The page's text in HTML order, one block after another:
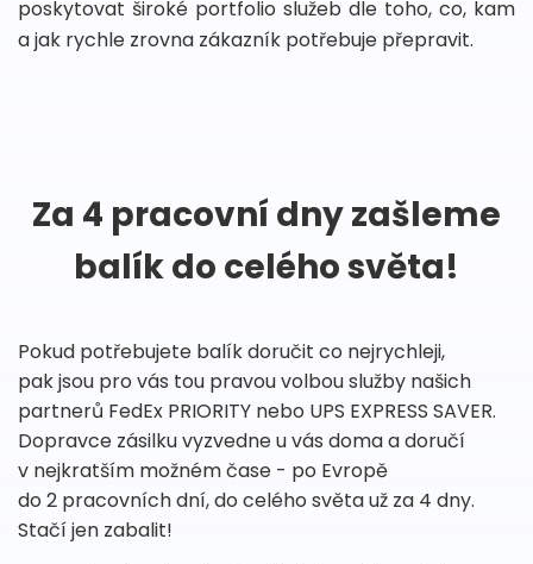
poskytovat široké portfolio služeb dle toho, co, kam
a jak rychle zrovna zákazník potřebuje přepravit.
Za 4 pracovní dny zašleme
balík do celého světa!
Pokud potřebujete balík doručit co nejrychleji,
pak jsou pro vás tou pravou volbou služby našich
partnerů FedEx PRIORITY nebo UPS EXPRESS SAVER.
Dopravce zásilku vyzvedne u vás doma a doručí
v nejkratším možném čase - po Evropě
do 2 pracovních dní, do celého světa už za 4 dny.
Stačí jen zabalit!